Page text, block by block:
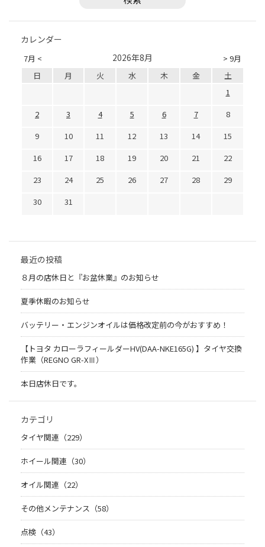
カレンダー
7月 < > 9月
2026年8月
日 月 火 水 木 金
土
1
2
3 4 5 6 7
8
9
10 11 12 13 14
15
16
17 18 19 20 21
22
23
24 25 26 27 28
29
30
31
最近の投稿
８月の店休日と『お盆休業』のお知らせ
夏季休暇のお知らせ
バッテリー・エンジンオイルは価格改定前の今がおすすめ！
【トヨタ カローラフィールダーHV(DAA-NKE165G) 】タイヤ交換
作業（REGNO GR-XⅢ）
本日店休日です。
カテゴリ
タイヤ関連（229）
ホイール関連（30）
オイル関連（22）
その他メンテナンス（58）
点検（43）